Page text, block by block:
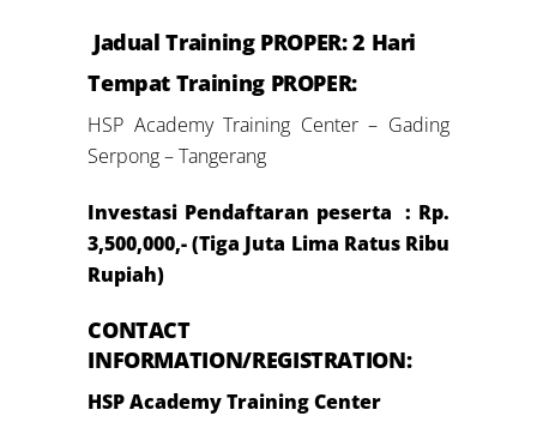
Jadual Training PROPER: 2 Hari
Tempat Training PROPER:
HSP Academy Training Center – Gading
Serpong – Tangerang
Investasi Pendaftaran peserta: Rp.
3,500,000,- (Tiga Juta Lima Ratus Ribu
Rupiah)
CONTACT
INFORMATION/REGISTRATION:
HSP Academy Training Center